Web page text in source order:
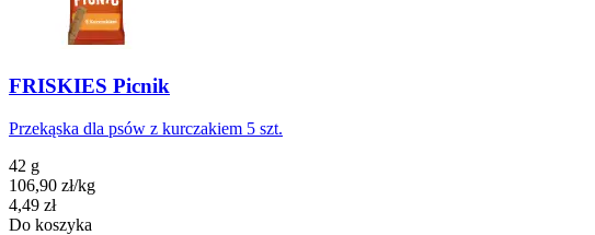
FRISKIES Picnik
Przekąska dla psów z kurczakiem 5 szt.
42 g
106,90 zł/kg
Cena
4,49 zł
Do koszyka